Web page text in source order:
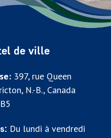
de ville
397, rue Queen
N.-B., Canada
Du lundi à vendredi